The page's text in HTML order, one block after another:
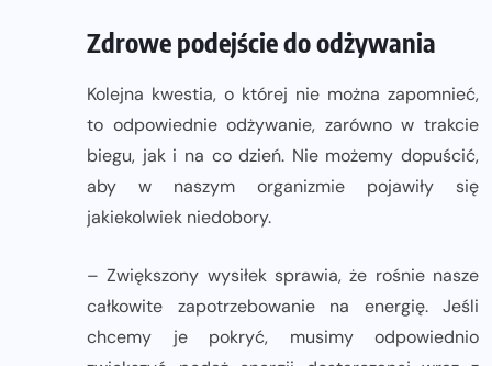
Zdrowe podejście do odżywania
Kolejna kwestia, o której nie można zapomnieć,
to odpowiednie odżywanie, zarówno w trakcie
biegu, jak i na co dzień. Nie możemy dopuścić,
aby w naszym organizmie pojawiły się
jakiekolwiek niedobory.
– Zwiększony wysiłek sprawia, że rośnie nasze
całkowite zapotrzebowanie na energię. Jeśli
chcemy je pokryć, musimy odpowiednio